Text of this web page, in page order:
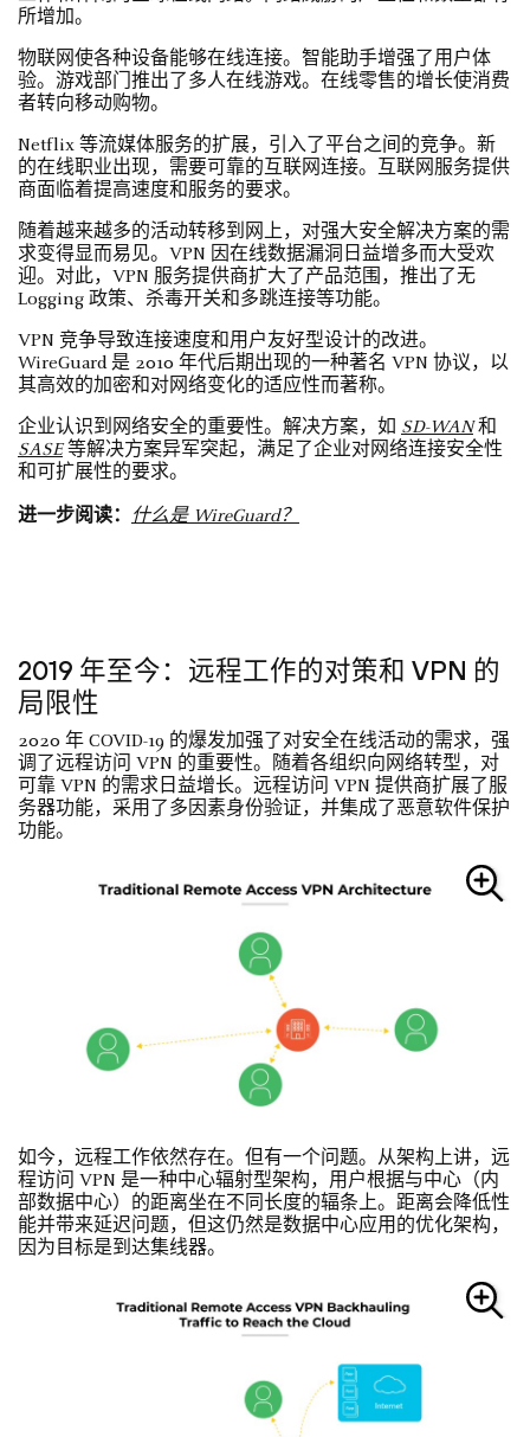
所增加。
物联网使各种设备能够在线连接。智能助手增强了用户体
验。游戏部门推出了多人在线游戏。在线零售的增长使消费
者转向移动购物。
Netflix 等流媒体服务的扩展，引入了平台之间的竞争。新
的在线职业出现，需要可靠的互联网连接。互联网服务提供
商面临着提高速度和服务的要求。
随着越来越多的活动转移到网上，对强大安全解决方案的需
求变得显而易见。VPN 因在线数据漏洞日益增多而大受欢
迎。对此，VPN 服务提供商扩大了产品范围，推出了无
Logging 政策、杀毒开关和多跳连接等功能。
VPN 竞争导致连接速度和用户友好型设计的改进。
WireGuard 是 2010 年代后期出现的一种著名 VPN 协议，以
其高效的加密和对网络变化的适应性而著称。
企业认识到网络安全的重要性。解决方案，如 SD-WAN和
SASE等解决方案异军突起，满足了企业对网络连接安全性
和可扩展性的要求。
进一步阅读： 什么是 WireGuard？
2019 年至今：远程工作的对策和 VPN 的
局限性
2020 年 COVID-19 的爆发加强了对安全在线活动的需求，强
调了远程访问 VPN 的重要性。随着各组织向网络转型，对
可靠 VPN 的需求日益增长。远程访问 VPN 提供商扩展了服
务器功能，采用了多因素身份验证，并集成了恶意软件保护
功能。
如今，远程工作依然存在。但有一个问题。从架构上讲，远
程访问 VPN 是一种中心辐射型架构，用户根据与中心（内
部数据中心）的距离坐在不同长度的辐条上。距离会降低性
能并带来延迟问题，但这仍然是数据中心应用的优化架构，
因为目标是到达集线器。